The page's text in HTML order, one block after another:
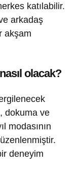
katılabilir.
arkadaş
akşam
olacak?
dokuma ve
modasının
deneyim